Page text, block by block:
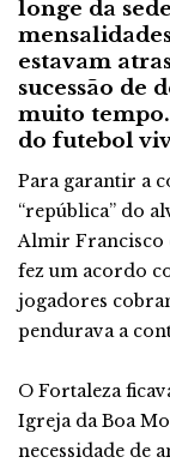
longe da
estavam
sucessão de
muito
do futebol
Para garantir a
“república” do
Almir Francisco
fez um acordo
jogadores
pendurava a
O Fortaleza
Igreja da Boa
necessidade de